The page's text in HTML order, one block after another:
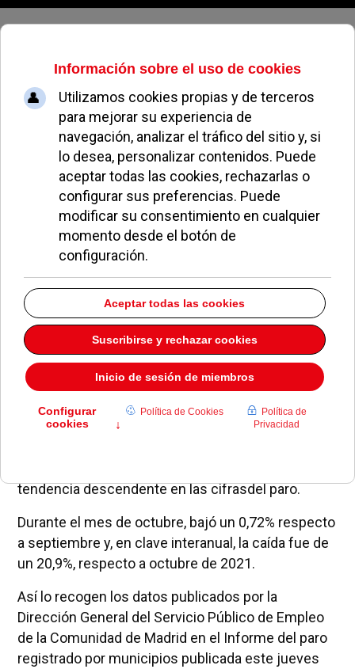
Sábado, 08 de agosto de 2026
La tasa de paro en Pozuelo de
Alarcón continúa su tendencia
descendente
ALEJANDRO MORENO ECONOMÍA Y EMPLEO 03 NOVIEMBRE 2022
tendencia descendente en las cifrasdel paro.
Durante el mes de octubre, bajó un 0,72% respecto
a septiembre y, en clave interanual, la caída fue de
un 20,9%, respecto a octubre de 2021.
Así lo recogen los datos publicados por la
Dirección General del Servicio Público de Empleo
de la Comunidad de Madrid en el Informe del paro
registrado por municipios publicada este jueves